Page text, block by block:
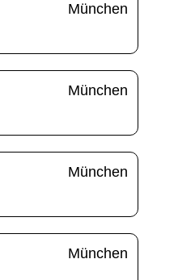
München
München
München
München